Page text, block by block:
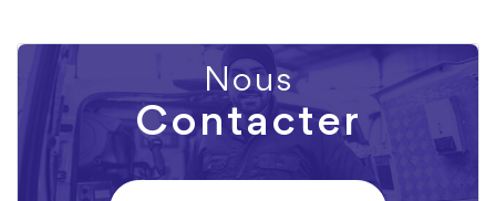
Nous
Contacter